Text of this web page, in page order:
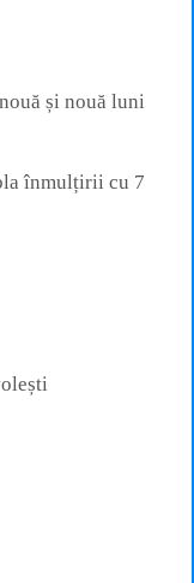
și nouă luni
înmulțirii cu 7